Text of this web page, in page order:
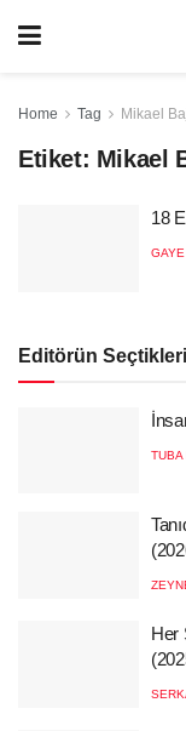
Home Tag Mikael
Etiket: Mikael
18
Editörün Seçtikleri
TUBA
Her